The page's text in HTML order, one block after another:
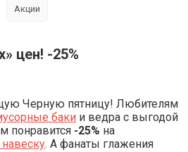
цен! -25%
Черную пятницу! Любителям
баки и ведра с выгодой
-25% на
. А фанаты глажения
Акции